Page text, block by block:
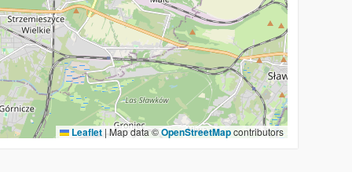
Leaflet | Map data ©OpenStreetMapcontributors